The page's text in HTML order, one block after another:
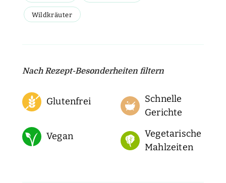
Wildkräuter
Nach Rezept-Besonderheiten filtern
Glutenfrei
Schnelle
Gerichte
Vegan
Vegetarische
Mahlzeiten